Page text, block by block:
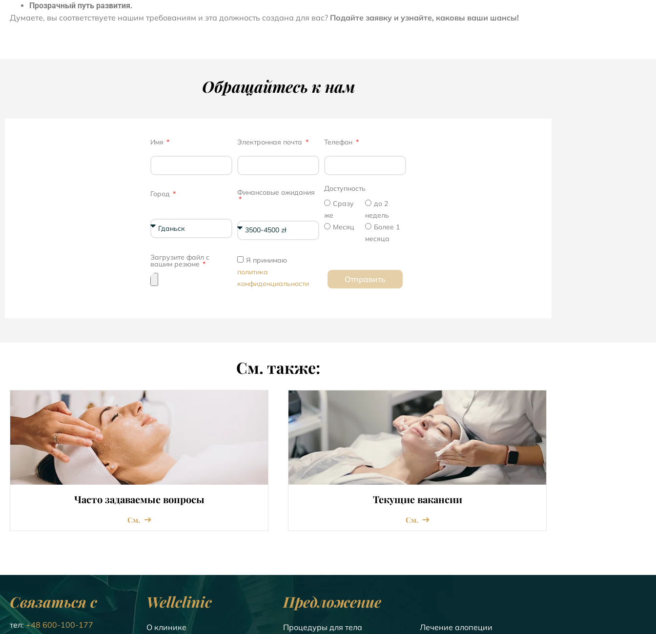
Прозрачный путь развития.
Думаете, вы соответствуете нашим требованиям и эта должность создана для вас? Подайте заявку и узнайте, каковы ваши шансы!
Обращайтесь к нам
Имя Электронная почта Телефон
Город Финансовые ожидания
Доступность
Сразу
же
до 2
недель
Месяц
Более 1
месяца
Загрузите файл с
вашим резюме
Я принимаю
политика
конфиденциальности
Отправить
См. также:
Часто задаваемые вопросы
См.
Текущие вакансии
См.
Связаться с
тел: +48 600-100-177
Wellclinic
О клинике
Предложение
Процедуры для тела Лечение алопеции